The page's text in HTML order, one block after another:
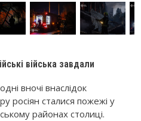
війська завдали
вночі внаслідок
росіян сталися пожежі у
районах столиці.